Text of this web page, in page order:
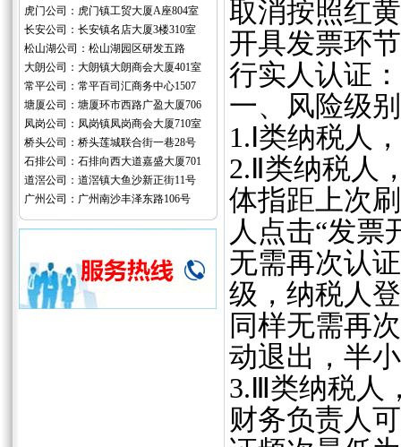
虎门公司：虎门镇工贸大厦A座804室
长安公司：长安镇名店大厦3楼310室
松山湖公司：松山湖园区研发五路
大朗公司：大朗镇大朗商会大厦401室
常平公司：常平百司汇商务中心1507
塘厦公司：塘厦环市西路广盈大厦706
凤岗公司：凤岗镇凤岗商会大厦710室
桥头公司：桥头莲城联合街一巷28号
石排公司：石排向西大道嘉盛大厦701
道滘公司：道滘镇大鱼沙新正街11号
广州公司：广州南沙丰泽东路106号
取消按照红
开具发票环
行实人认证：
一、风险级
1.Ⅰ类纳税人
2.Ⅱ类纳税人
体指距上次
人点击“发票
无需再次认
级，纳税人
同样无需再
动退出，半
3.Ⅲ类纳税人
财务负责人